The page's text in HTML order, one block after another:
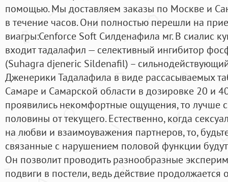
помощью. Мы доставляем заказы по Москве и
в течение часов. Они полностью перешли на
виагры:Cenforce Soft Силденафила мг. В сиалис
входит тадалафил — селективный ингибитор
(Suhagra djeneric Sildenafil) –
Дженерики Тадалафила в виде рассасываемых
Самаре и Самарской области в дозировке 20 и
проявились некомфортные ощущения, то лучше
половины от текущего. Естественно, когда
на любви и взаимоуважения партнеров, то,
связанные с нарушением половой функции
Он позволит проводить разнообразные
подвиги в постели, ведь действие продолжается